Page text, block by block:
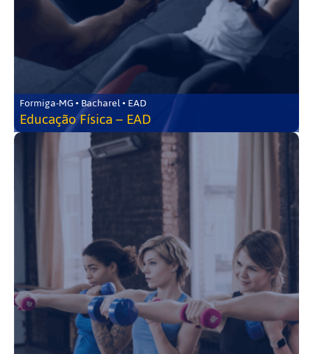
Formiga-MG • Bacharel • EAD
Educação Física – EAD